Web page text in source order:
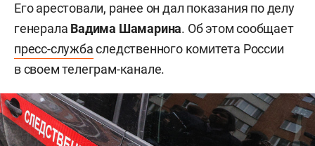
Его арестовали, ранее он дал показания по делу
генерала Вадима Шамарина. Об этом сообщает
пресс-службаследственного комитета России
в своем телеграм-канале.